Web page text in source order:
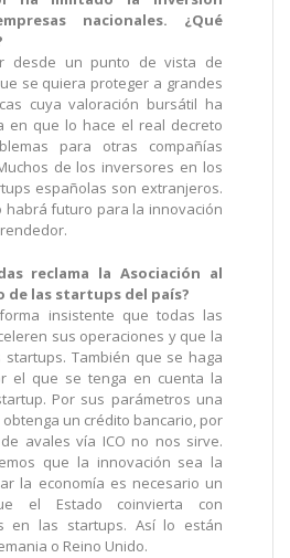
nacionales. ¿Qué
desde un punto de vista de
se quiera proteger a grandes
cuya valoración bursátil ha
en que lo hace el real decreto
para otras compañías
de los inversores en los
españolas son extranjeros.
habrá futuro para la innovación
reclama la Asociación al
de las startups del país?
insistente que todas las
sus operaciones y que la
También que se haga
el que se tenga en cuenta la
Por sus parámetros una
un crédito bancario, por
avales vía ICO no nos sirve.
que la innovación sea la
la economía es necesario un
el Estado coinvierta con
en las startups. Así lo están
o Reino Unido.